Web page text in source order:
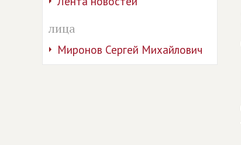
лица
Миронов Сергей Михайлович